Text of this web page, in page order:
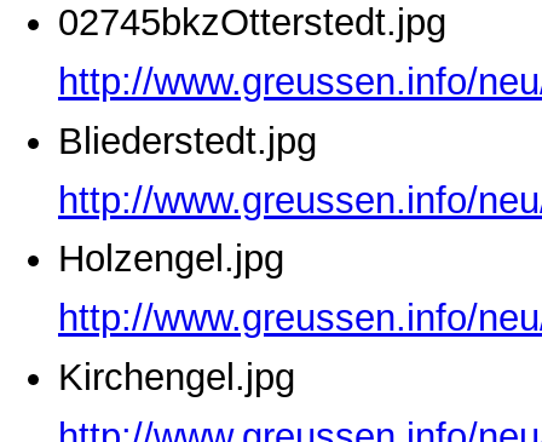
02745bkzOtterstedt.jpg
http://www.greussen.info/
Bliederstedt.jpg
http://www.greussen.info/
Holzengel.jpg
http://www.greussen.info/
Kirchengel.jpg